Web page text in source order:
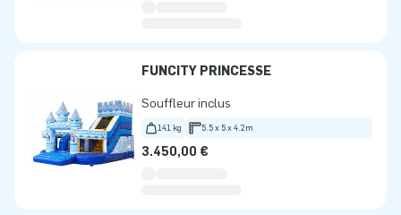
FUNCITY PRINCESSE
Souffleur inclus
141 kg 5.5 x 5 x 4.2m
3.450,00 €